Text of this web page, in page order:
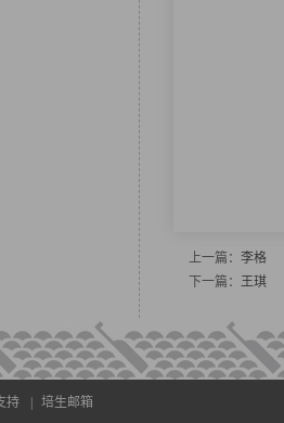
上一篇： 李格
下一篇： 王琪
持 培生邮箱